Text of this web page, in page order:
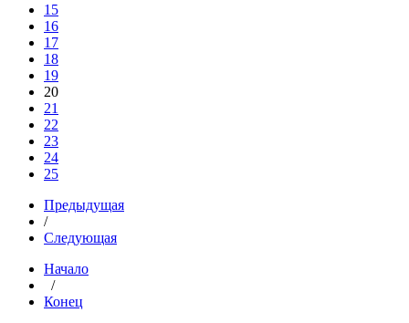
15
16
17
18
19
20
21
22
23
24
25
Предыдущая
/
Следующая
Начало
/
Конец